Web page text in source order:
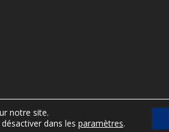
notre site.
dans les paramètres.